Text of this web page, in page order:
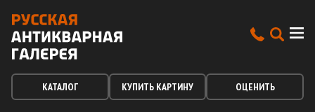
КАТАЛОГ КУПИТЬ КАРТИНУ ОЦЕНИТЬ